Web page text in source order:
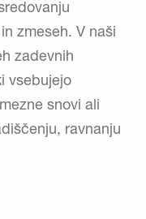
zmeseh. V naši
zadevnih
vsebujejo
snovi ali
ravnanju